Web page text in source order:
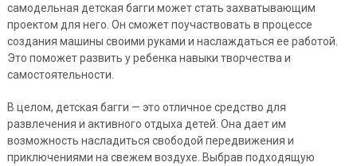
самодельная детская багги может стать захватывающим
проектом для него. Он сможет поучаствовать в процессе
создания машины своими руками и наслаждаться ее работой.
Это поможет развить у ребенка навыки творчества и
самостоятельности.
В целом, детская багги — это отличное средство для
развлечения и активного отдыха детей. Она дает им
возможность насладиться свободой передвижения и
приключениями на свежем воздухе. Выбрав подходящую